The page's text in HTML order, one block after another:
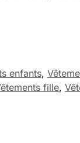
enfants,
fille,